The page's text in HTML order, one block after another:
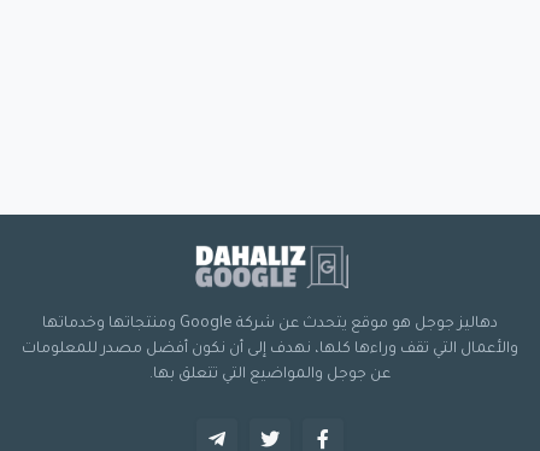
دهاليز جوجل هو موقع يتحدث عن شركة Google ومنتجاتها وخدماتها
والأعمال التي تقف وراءها كلها، نهدف إلى أن نكون أفضل مصدر للمعلومات
عن جوجل والمواضيع التي تتعلق بها.